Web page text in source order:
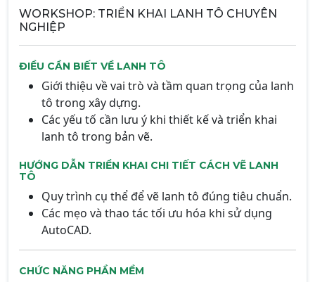
WORKSHOP: TRIỂN KHAI LANH TÔ CHUYÊN
NGHIỆP
ĐIỀU CẦN BIẾT VỀ LANH TÔ
Giới thiệu về vai trò và tầm quan trọng của lanh
tô trong xây dựng.
Các yếu tố cần lưu ý khi thiết kế và triển khai
lanh tô trong bản vẽ.
HƯỚNG DẪN TRIỂN KHAI CHI TIẾT CÁCH VẼ LANH
TÔ
Quy trình cụ thể để vẽ lanh tô đúng tiêu chuẩn.
Các mẹo và thao tác tối ưu hóa khi sử dụng
AutoCAD.
CHỨC NĂNG PHẦN MỀM